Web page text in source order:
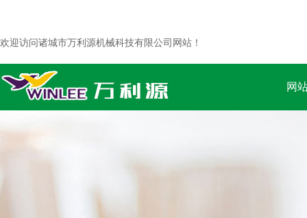
欢迎访问诸城市万利源机械科技有限公司网站！
网